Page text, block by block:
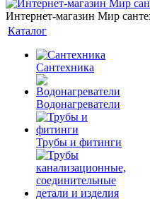
Интернет-магазин Мир
Каталог
Сантехника
Водонагреватели
Трубы и фитинги